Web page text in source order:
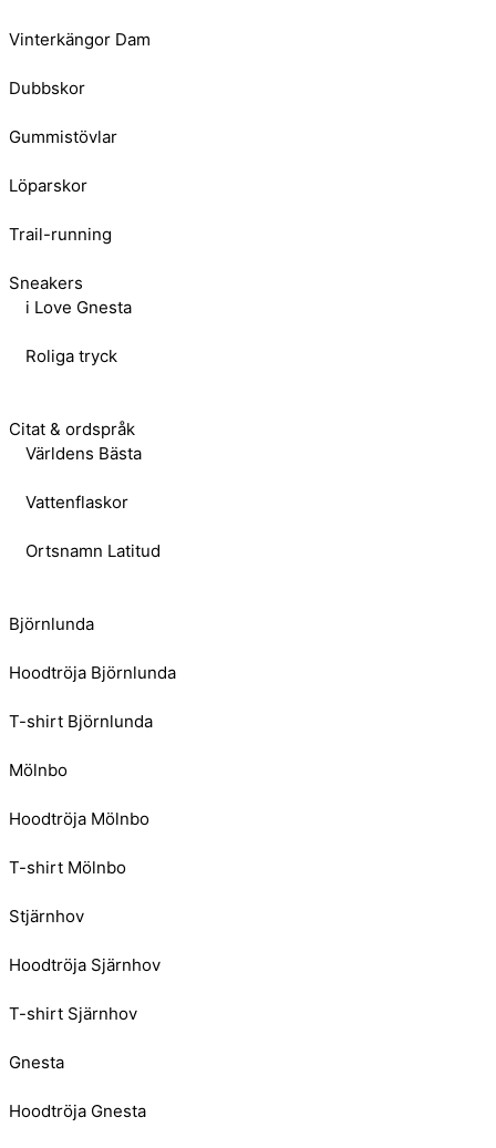
Vinterkängor Dam
Dubbskor
Gummistövlar
Löparskor
Trail-running
Sneakers
i Love Gnesta
Roliga tryck
Citat & ordspråk
Världens Bästa
Vattenflaskor
Ortsnamn Latitud
Björnlunda
Hoodtröja Björnlunda
T-shirt Björnlunda
Mölnbo
Hoodtröja Mölnbo
T-shirt Mölnbo
Stjärnhov
Hoodtröja Sjärnhov
T-shirt Sjärnhov
Gnesta
Hoodtröja Gnesta